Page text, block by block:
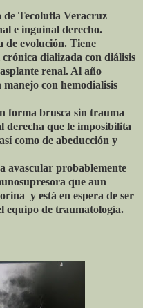
de Tecolutla Veracruz
e inguinal derecho.
de evolución. Tiene
dializada con diálisis
renal. Al año
con hemodialisis
forma brusca sin trauma
derecha que le imposibilita
como de abeducción y
avascular probablemente
que aun
y está en espera de ser
equipo de traumatología.